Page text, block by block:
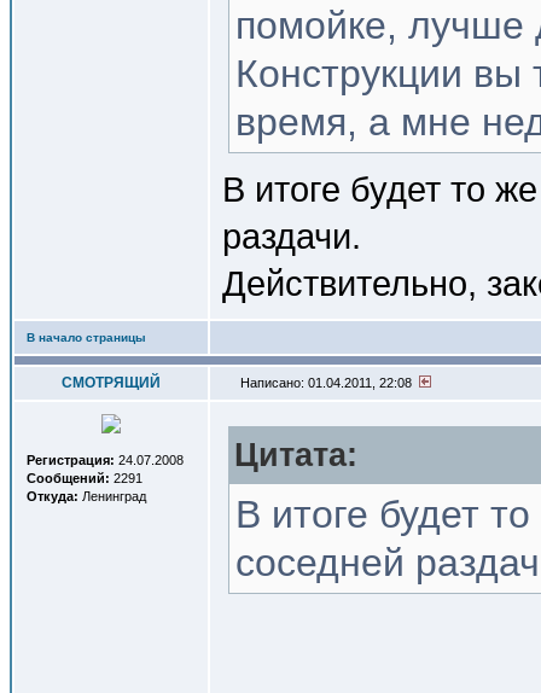
помойке, лучше
Конструкции
время, а мне
В итоге будет то
раздачи.
Действительно,
В начало страницы
СМОТРЯЩИЙ Написано: 01.04.2011, 22:08
Регистрация: 24.07.2008
Сообщений: 2291
Откуда: Ленинград
Цитата:
В итоге будет
соседней